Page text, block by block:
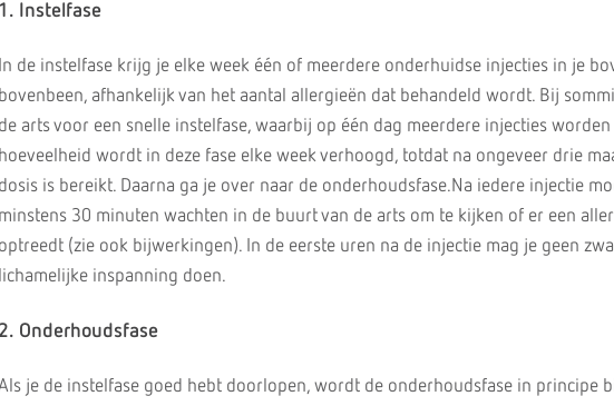
1. Instelfase
In de instelfase krijg je elke week één of meerdere onderhuidse injecties in je
bovenbeen, afhankelijk van het aantal allergieën dat behandeld wordt. Bij
de arts voor een snelle instelfase, waarbij op één dag meerdere injecties worden
hoeveelheid wordt in deze fase elke week verhoogd, totdat na ongeveer drie
dosis is bereikt. Daarna ga je over naar de onderhoudsfase.Na iedere injectie
minstens 30 minuten wachten in de buurt van de arts om te kijken of er een
optreedt (zie ook bijwerkingen). In de eerste uren na de injectie mag je geen
lichamelijke inspanning doen.
2. Onderhoudsfase
je de instelfase goed hebt doorlopen, wordt de onderhoudsfase in principe